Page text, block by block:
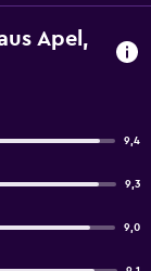
Apel,
9,4
9,3
9,0